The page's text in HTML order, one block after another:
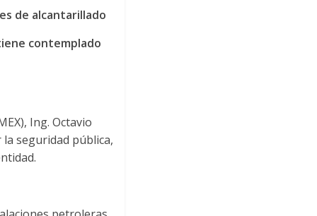
de alcantarillado
contemplado
Ing. Octavio
seguridad pública,